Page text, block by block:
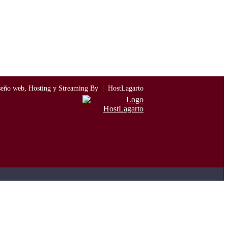
web, Hosting y Streaming By | HostLagarto